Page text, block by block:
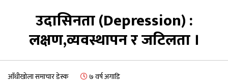
उदासिनता (Depression) :
लक्षण,व्यवस्थापन र जटिलता ।
आँधीखोला समाचार डेस्क ७ वर्ष अगाडि